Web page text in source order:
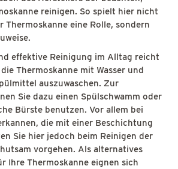
reinigen. So spielt hier nicht
Thermoskanne eine Rolle, sondern
effektive Reinigung im Alltag reicht
Thermoskanne mit Wasser und
auszuwaschen. Zur
Sie dazu einen Spülschwamm oder
Bürste benutzen. Vor allem bei
die mit einer Beschichtung
Sie hier jedoch beim Reinigen der
vorgehen. Als alternatives
Ihre Thermoskanne eignen sich